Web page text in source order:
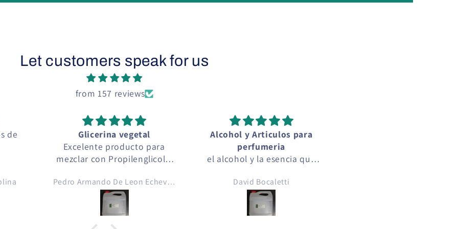
Let customers speak for us
from 157 reviews
..
Alcohol y Articulos para
perfumeria
el alcohol y la esencia que
calidad, funcionando
perfectamente, el alcohol se
compara con alcoholes de
David Bocaletti
Perfecta!
Me encantó!
Josseline Monroy